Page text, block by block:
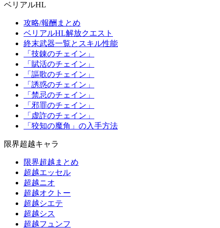
ベリアルHL
攻略/報酬まとめ
ベリアルHL解放クエスト
終末武器一覧とスキル性能
「技錬のチェイン」
「賦活のチェイン」
「謳歌のチェイン」
「誘惑のチェイン」
「禁忌のチェイン」
「邪罪のチェイン」
「虚詐のチェイン」
「狡知の魔角」の入手方法
限界超越キャラ
限界超越まとめ
超越エッセル
超越ニオ
超越オクトー
超越シエテ
超越シス
超越フュンフ